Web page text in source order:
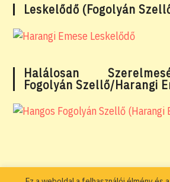
Leskelődő (Fogolyán
Halálosan
Fogolyán Szellő/Harangi